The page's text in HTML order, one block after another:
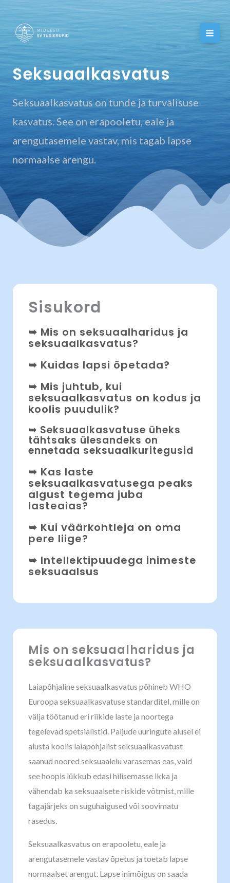
content
Seksuaalkasvatus
Seksuaalkasvatus on tunde ja turvalisuse
kasvatus. See on erapooletu, eale ja
arengutasemele vastav, mis tagab lapse
normaalse arengu.
Sisukord
➥ Mis on seksuaalharidus ja
seksuaalkasvatus?
➥ Kuidas lapsi õpetada?
➥ Mis juhtub, kui
seksuaalkasvatus on kodus ja
koolis puudulik?
➥ Seksuaalkasvatuse üheks
tähtsaks ülesandeks on
ennetada seksuaalkuritegusid
➥ Kas laste
seksuaalkasvatusega peaks
algust tegema juba
lasteaias?
➥ Kui väärkohtleja on oma
pere liige?
➥ Intellektipuudega inimeste
seksuaalsus
Mis on seksuaalharidus ja
seksuaalkasvatus?
Laiapõhjaline seksuaalkasvatus põhineb WHO
Euroopa seksuaalkasvatuse standarditel, mille on
välja töötanud eri riikide laste ja noortega
tegelevad spetsialistid. Paljude uuringute alusel ei
alusta koolis laiapõhjalist seksuaalkasvatust
saanud noored seksuaalelu varasemas eas, vaid
see hoopis lükkub edasi hilisemasse ikka ja
vähendab ka seksuaalsete riskide võtmist, mille
tagajärjeks on suguhaigused või soovimatu
rasedus.
Seksuaalkasvatus on erapooletu, eale ja
arengutasemele vastav õpetus ja toetab lapse
normaalset arengut. Lapse inimõigus on saada